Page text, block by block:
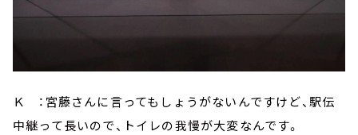
Ｋ ：宮藤さんに言ってもしょうがないんですけど、駅伝
中継って長いので、トイレの我慢が大変なんです。